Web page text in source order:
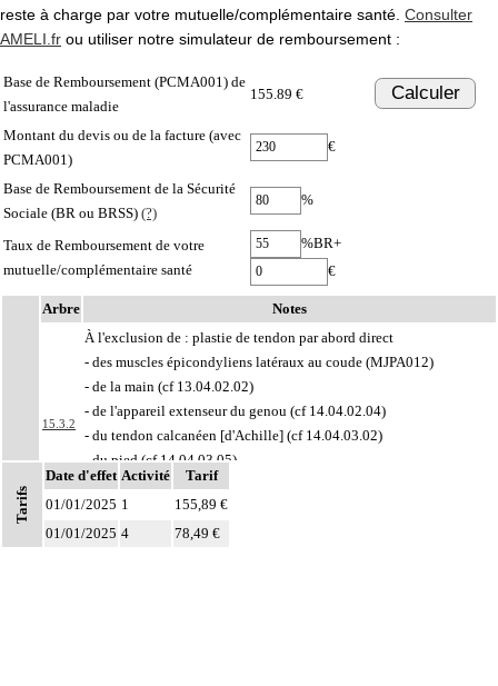
reste à charge par votre mutuelle/complémentaire santé. Consulter
AMELI.fr ou utiliser notre simulateur de remboursement :
Base de Remboursement (PCMA001) de
l'assurance maladie
155.89 € Calculer
Montant du devis ou de la facture (avec
PCMA001)
€
Base de Remboursement de la Sécurité
Sociale (BR ou BRSS) (?)
%
Taux de Remboursement de votre
mutuelle/complémentaire santé
%BR+
€
Arbre Notes
15.3.2
À l'exclusion de : plastie de tendon par abord direct
- des muscles épicondyliens latéraux au coude (MJPA012)
- de la main (cf 13.04.02.02)
- de l'appareil extenseur du genou (cf 14.04.02.04)
- du tendon calcanéen [d'Achille] (cf 14.04.03.02)
- du pied (cf 14.04.03.05)
- pour correction d'attitude vicieuse au membre inférieur (cf chapitre
14)
Par changement de matériel, on entend : ablation de matériel avec pose
Tarifs
Date d'effet Activité
Tarif
01/01/2025 1
155,89 €
01/01/2025 4 78,49 €